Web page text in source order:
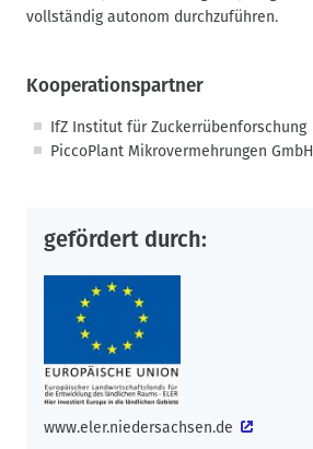
vollständig autonom durchzuführen.
Kooperationspartner
IfZ Institut für Zuckerrübenforschung
PiccoPlant Mikrovermehrungen GmbH
gefördert durch:
www.eler.niedersachsen.de